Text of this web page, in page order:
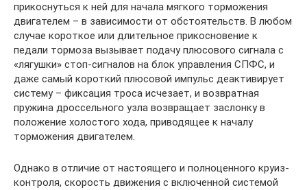
прикоснуться к ней для начала мягкого торможения
двигателем – в зависимости от обстоятельств. В любом
случае короткое или длительное прикосновение к
педали тормоза вызывает подачу плюсового сигнала с
«лягушки» стоп-сигналов на блок управления СПФС, и
даже самый короткий плюсовой импульс деактивирует
систему – фиксация троса исчезает, и возвратная
пружина дроссельного узла возвращает заслонку в
положение холостого хода, приводящее к началу
торможения двигателем.
Однако в отличие от настоящего и полноценного круиз-
контроля, скорость движения с включенной системой